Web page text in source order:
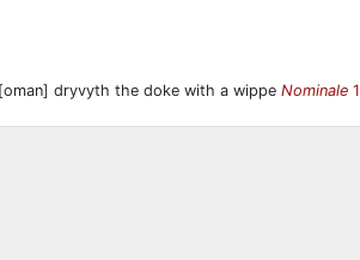
dryvyth the doke with a wippe Nominale